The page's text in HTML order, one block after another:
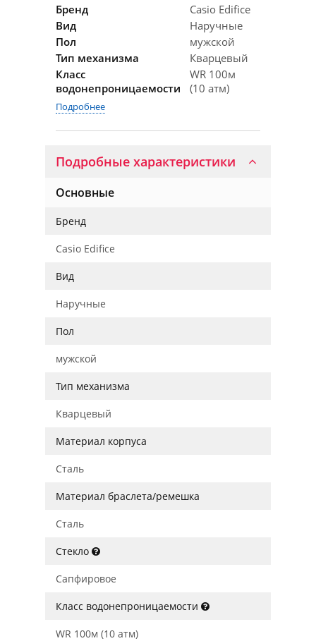
Бренд
Casio Edifice
Вид
Наручные
Пол
мужской
Тип механизма
Кварцевый
Класс
водонепроницаемости
WR 100м
(10 атм)
Подробнее
Подробные характеристики
Основные
Бренд
Casio Edifice
Вид
Наручные
Пол
мужской
Тип механизма
Кварцевый
Материал корпуса
Сталь
Материал браслета/ремешка
Сталь
Стекло
Сапфировое
Класс водонепроницаемости
WR 100м (10 атм)